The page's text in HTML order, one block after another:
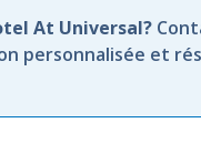
At Universal?
personnalisée et